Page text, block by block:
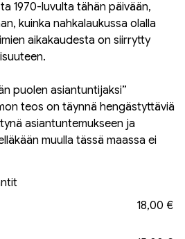
1970-luvulta tähän päivään,
kuinka nahkalaukussa olalla
aikakaudesta on siirrytty
puolen asiantuntijaksi”
teos on täynnä hengästyttäviä
asiantuntemukseen ja
muulla tässä maassa ei
18,00 €